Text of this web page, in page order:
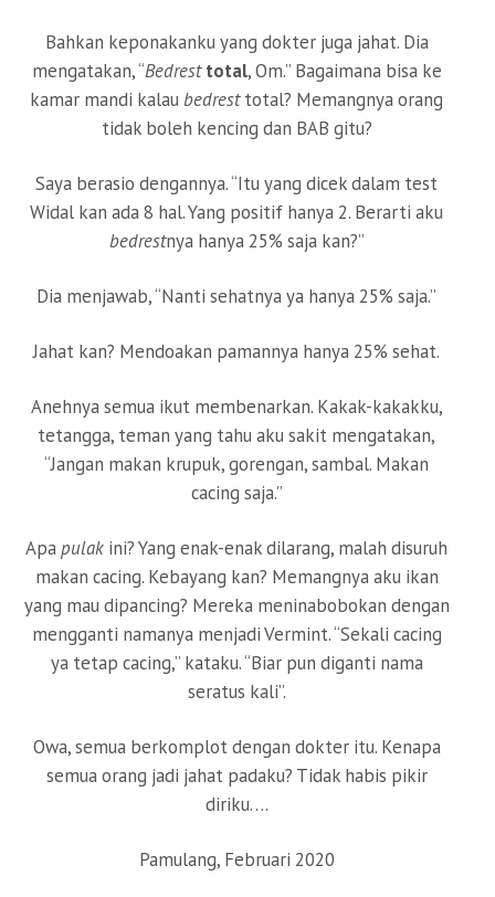
Bahkan keponakanku yang dokter juga jahat. Dia
mengatakan, “Bedrest total, Om.” Bagaimana bisa ke
kamar mandi kalau bedresttotal? Memangnya orang
tidak boleh kencing dan BAB gitu?
Saya berasio dengannya. “Itu yang dicek dalam test
Widal kan ada 8 hal. Yang positif hanya 2. Berarti aku
bedrestnya hanya 25% saja kan?”
Dia menjawab, “Nanti sehatnya ya hanya 25% saja.”
Jahat kan? Mendoakan pamannya hanya 25% sehat.
Anehnya semua ikut membenarkan. Kakak-kakakku,
tetangga, teman yang tahu aku sakit mengatakan,
“Jangan makan krupuk, gorengan, sambal. Makan
cacing saja.”
Apapulak ini? Yang enak-enak dilarang, malah disuruh
makan cacing. Kebayang kan? Memangnya aku ikan
yang mau dipancing? Mereka meninabobokan dengan
mengganti namanya menjadi Vermint. “Sekali cacing
ya tetap cacing,” kataku. “Biar pun diganti nama
seratus kali”.
Owa, semua berkomplot dengan dokter itu. Kenapa
semua orang jadi jahat padaku? Tidak habis pikir
diriku….
Pamulang, Februari 2020